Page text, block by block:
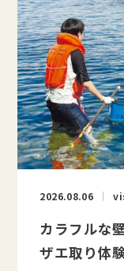
2026.08.06
カラフルな
ザエ取り体